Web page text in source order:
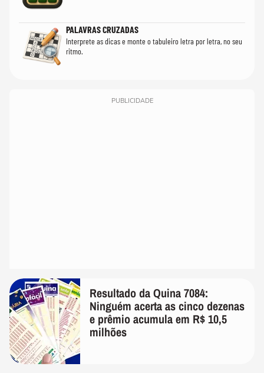
PALAVRAS CRUZADAS
Interprete as dicas e monte o tabuleiro letra por letra, no seu
ritmo.
PUBLICIDADE
Resultado da Quina 7084:
Ninguém acerta as cinco dezenas
e prêmio acumula em R$ 10,5
milhões